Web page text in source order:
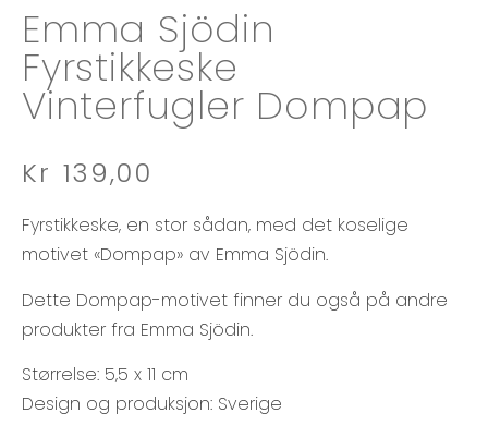
Emma Sjödin
Fyrstikkeske
Vinterfugler Dompap
Kr 139,00
Fyrstikkeske, en stor sådan, med det koselige
motivet «Dompap» av Emma Sjödin.
Dette Dompap-motivet finner du også på andre
produkter fra Emma Sjödin.
Størrelse: 5,5 x 11 cm
Design og produksjon: Sverige